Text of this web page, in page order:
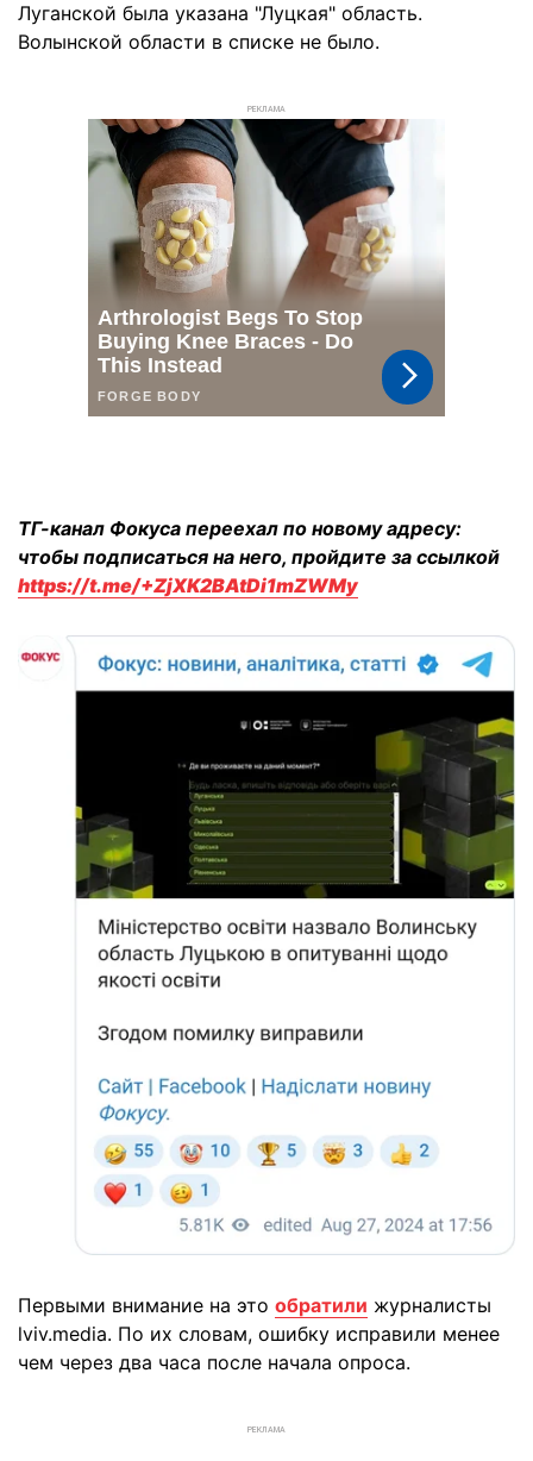
Луганской была указана "Луцкая" область.
Волынской области в списке не было.
РЕКЛАМА
ТГ-канал Фокуса переехал по новому адресу:
чтобы подписаться на него, пройдите за ссылкой
https://t.me/+ZjXK2BAtDi1mZWMy
Первыми внимание на это обратили журналисты
lviv.media. По их словам, ошибку исправили менее
чем через два часа после начала опроса.
РЕКЛАМА